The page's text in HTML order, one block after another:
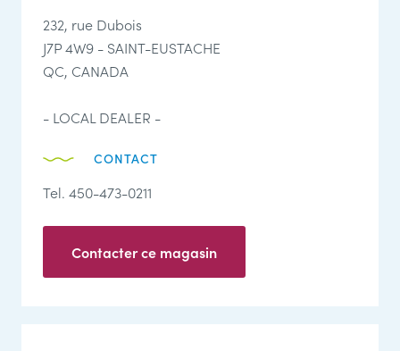
232, rue Dubois
J7P 4W9 - SAINT-EUSTACHE
QC, CANADA
- LOCAL DEALER -
CONTACT
Tel. 450-473-0211
Contacter ce magasin